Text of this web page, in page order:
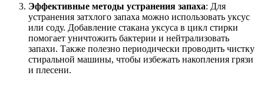
Эффективные методы устранения запаха: Для
устранения затхлого запаха можно использовать уксус
или соду. Добавление стакана уксуса в цикл стирки
помогает уничтожить бактерии и нейтрализовать
запахи. Также полезно периодически проводить чистку
стиральной машины, чтобы избежать накопления грязи
и плесени.